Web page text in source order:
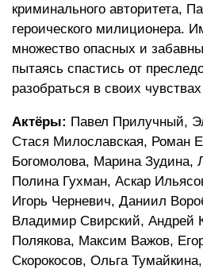
криминального авторитета,
героического милиционера.
множество опасных и
пытаясь спастись от
разобраться в своих
Актёры: Павел Прилучный,
Стася Милославская, Роман
Богомолова, Марина Зудина,
Полина Гухман, Аскар
Игорь Черневич, Даниил
Владимир Свирский, Андрей
Полякова, Максим Важов,
Скорокосов, Ольга